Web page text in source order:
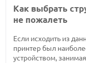
Как выбрать
не пожалеть
Если исходить из
принтер был
устройством,